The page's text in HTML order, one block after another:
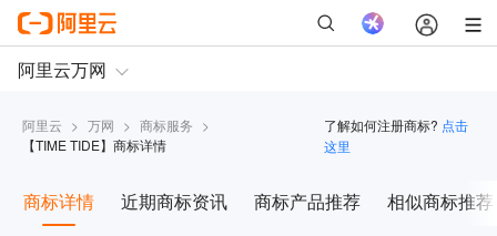
阿里云 > 万网 > 商标服务 >
【TIME TIDE】商标详情
了解如何注册商标? 点击
这里
商标详情 近期商标资讯 商标产品推荐 相似商标推荐